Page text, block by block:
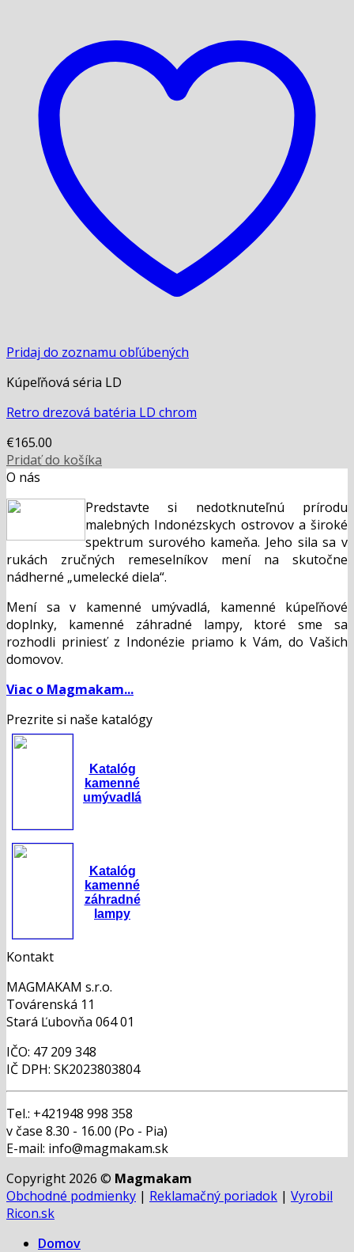
Pridaj do zoznamu obľúbených
Kúpeľňová séria LD
Retro drezová batéria LD chrom
€165.00
Pridať do košíka
O nás
Predstavte si nedotknuteľnú prírodu
malebných Indonézskych ostrovov a široké
spektrum surového kameňa. Jeho sila sa v
rukách zručných remeselníkov mení na skutočne
nádherné „umelecké diela“.
Mení sa v kamenné umývadlá, kamenné kúpeľňové
doplnky, kamenné záhradné lampy, ktoré sme sa
rozhodli priniesť z Indonézie priamo k Vám, do Vašich
domovov.
Viac o Magmakam...
Prezrite si naše katalógy
Katalóg
kamenné
umývadlá
Katalóg
kamenné
záhradné
lampy
Kontakt
MAGMAKAM s.r.o.
Továrenská 11
Stará Ľubovňa 064 01
IČO: 47 209 348
IČ DPH: SK2023803804
Tel.: +421948 998 358
v čase 8.30 - 16.00 (Po - Pia)
E-mail: info@magmakam.sk
Copyright 2026 © Magmakam
Obchodné podmienky | Reklamačný poriadok | Vyrobil
Ricon.sk
Domov